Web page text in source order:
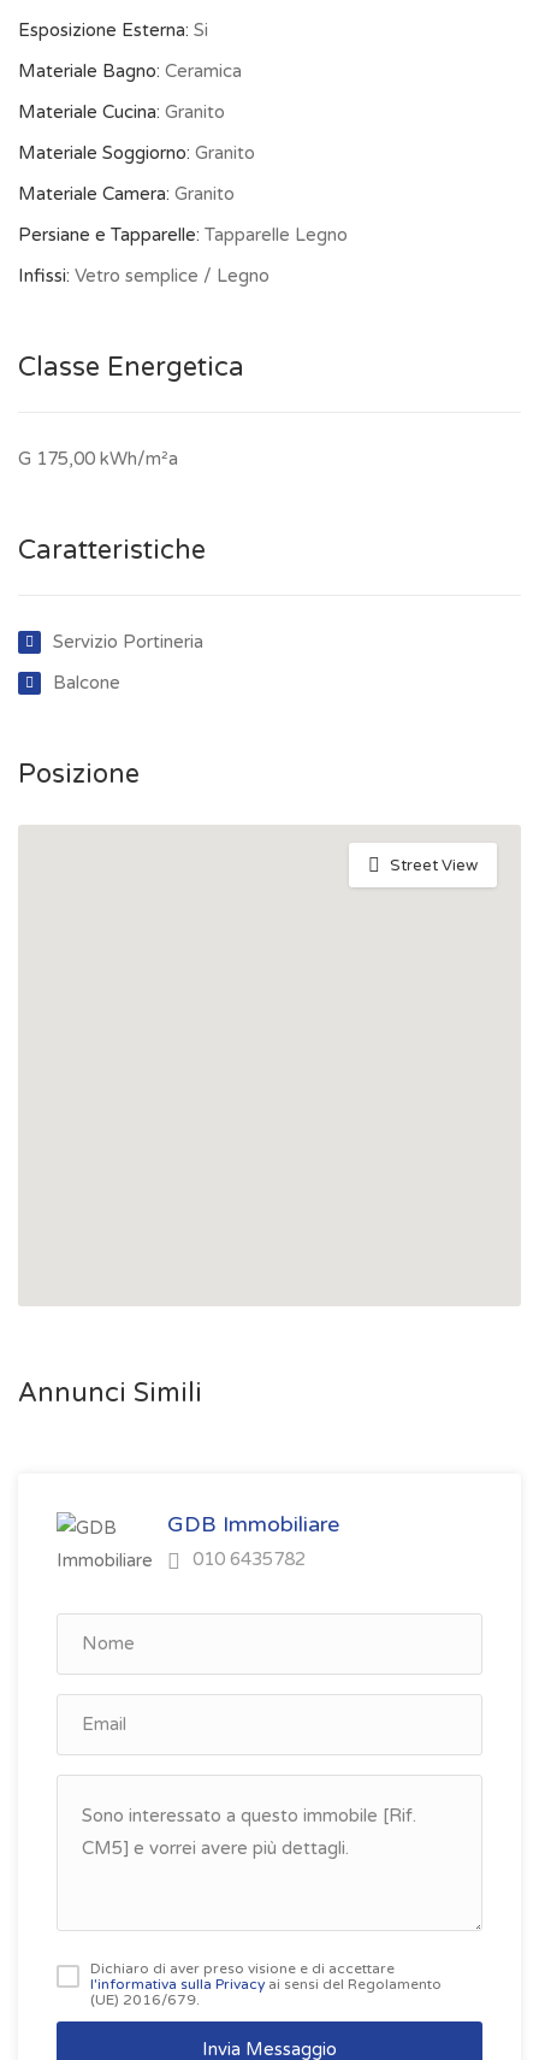
Esposizione Esterna: Si
Materiale Bagno: Ceramica
Materiale Cucina: Granito
Materiale Soggiorno: Granito
Materiale Camera: Granito
Persiane e Tapparelle: Tapparelle Legno
Infissi: Vetro semplice / Legno
Classe Energetica
G 175,00 kWh/m²a
Caratteristiche
Servizio Portineria
Balcone
Posizione
Street View
Annunci Simili
GDB Immobiliare
010 6435782
Dichiaro di aver preso visione e di accettare
l'informativa sulla Privacy ai sensi del Regolamento
(UE) 2016/679.
Invia Messaggio